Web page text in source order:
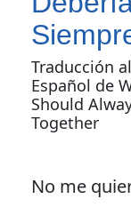
Traducción al
Español de
Should
Together
No me